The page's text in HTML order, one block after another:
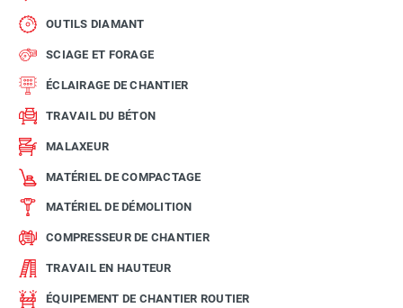
OUTILS DIAMANT
SCIAGE ET FORAGE
ÉCLAIRAGE DE CHANTIER
TRAVAIL DU BÉTON
MALAXEUR
MATÉRIEL DE COMPACTAGE
MATÉRIEL DE DÉMOLITION
COMPRESSEUR DE CHANTIER
TRAVAIL EN HAUTEUR
ÉQUIPEMENT DE CHANTIER ROUTIER